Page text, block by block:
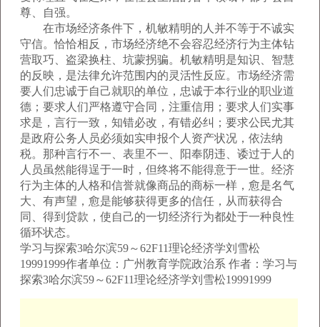
尊、自强。
在市场经济条件下，机敏精明的人并不等于不诚实
守信。恰恰相反，市场经济绝不会容忍经济行为主体钻
营取巧、盗梁换柱、坑蒙拐骗。机敏精明是知识、智慧
的反映，是法律允许范围内的灵活性反应。市场经济需
要人们忠诚于自己就职的单位，忠诚于本行业的职业道
德；要求人们严格遵守合同，注重信用；要求人们实事
求是，言行一致，知错必改，有错必纠；要求公民尤其
是政府公务人员必须如实申报个人资产状况，依法纳
税。那种言行不一、表里不一、阳奉阴违、诿过于人的
人员虽然能得逞于一时，但终将不能得意于一世。经济
行为主体的人格和信誉就像商品的商标一样，愈是名气
大、有声望，愈是能够获得更多的信任，从而获得合
同、得到贷款，使自己的一切经济行为都处于一种良性
循环状态。
学习与探索3哈尔滨59～62F11理论经济学刘雪松
19991999作者单位：广州教育学院政治系 作者：学习与
探索3哈尔滨59～62F11理论经济学刘雪松19991999